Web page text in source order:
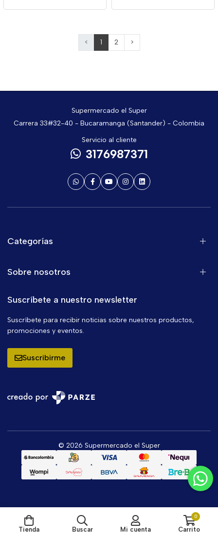
< 1 2 >
Supermercado el Super
Carrera 33#32-40 - Bucaramanga (Santander) - Colombia
Servicio al cliente
3176987371
Categorías
Sobre nosotros
Suscríbete a nuestro newsletter
Suscríbete para recibir noticias sobre nuestros productos,
promociones y eventos.
Suscribirme
© 2026 Supermercado el Super
Tienda Buscar Mi cuenta
0
Carrito